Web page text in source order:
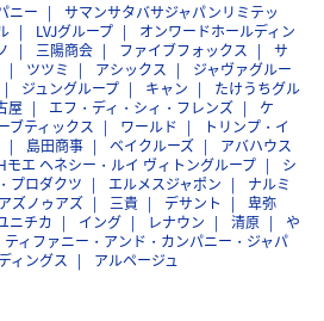
ニー
サマンサタバサジャパンリミテッ
LVJグループ
オンワードホールディン
三陽商会 ファイブフォックス
サ
ツツミ アシックス
ジャヴァグルー
ジュングループ キャン
たけうちグル
屋 エフ・ディ・シィ・フレンズ
ケ
ブティックス ワールド
トリンプ・イ
島田商事 ベイクルーズ
アバハウス
モエ ヘネシー・ルイ ヴィトングループ
シ
プロダクツ エルメスジャポン
ナルミ
アズノゥアズ 三貴 デサント
卑弥
ニチカ イング レナウン 清原
や
ティファニー・アンド・カンパニー・ジャパ
ィングス アルページュ